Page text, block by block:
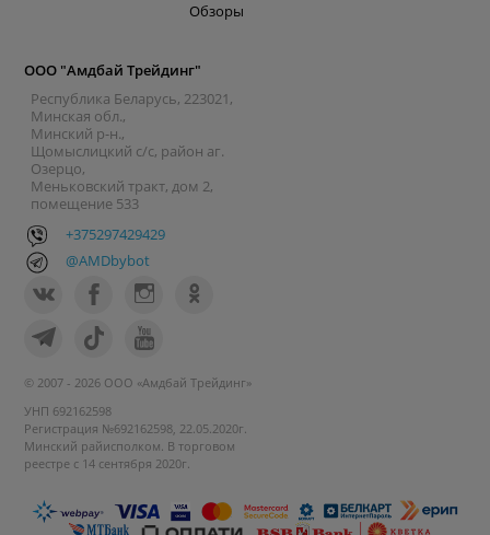
Обзоры
ООО "Амдбай Трейдинг"
Республика Беларусь, 223021,
Минская обл.,
Минский р-н.,
Щомыслицкий с/с, район аг.
Озерцо,
Меньковский тракт, дом 2,
помещение 533
+375297429429
@AMDbybot
© 2007 - 2026 ООО «Амдбай Трейдинг»
УНП 692162598
Регистрация №692162598, 22.05.2020г.
Минский райисполком. В торговом
реестре с 14 сентября 2020г.